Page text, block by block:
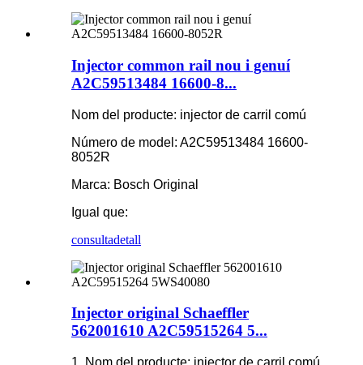
Injector common rail nou i genuí
A2C59513484 16600-8...
Nom del producte: injector de carril comú
Número de model: A2C59513484 16600-
8052R
Marca: Bosch Original
Igual que:
consultadetall
Injector original Schaeffler
562001610 A2C59515264 5...